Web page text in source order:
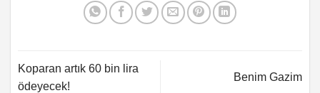
Koparan artık 60 bin lira
ödeyecek!
Benim Gazim